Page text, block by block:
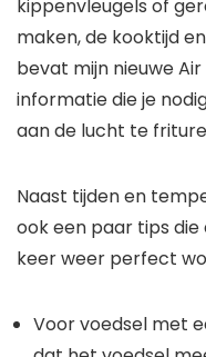
kippenvleugels of
maken, de kooktijd
bevat mijn nieuwe
informatie die je
aan de lucht te
Naast tijden en
ook een paar tips
keer weer perfect
Voor voedsel met